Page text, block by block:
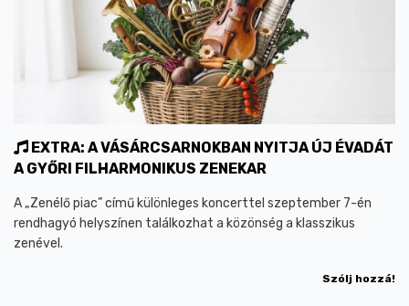
EXTRA: A VÁSÁRCSARNOKBAN NYITJA ÚJ ÉVADÁT
A GYŐRI FILHARMONIKUS ZENEKAR
A „Zenélő piac” című különleges koncerttel szeptember 7-én
rendhagyó helyszínen találkozhat a közönség a klasszikus
zenével.
Szólj hozzá!